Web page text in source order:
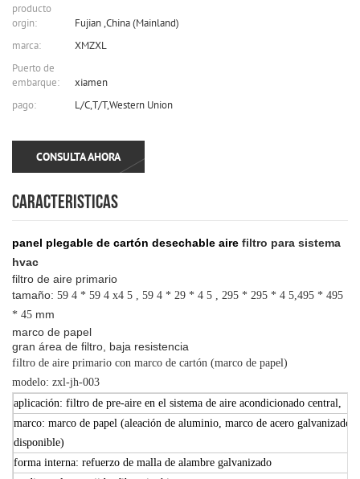
producto
orgin:
Fujian ,China (Mainland)
marca:
XMZXL
Puerto de
embarque:
xiamen
pago:
L/C,T/T,Western Union
CONSULTA AHORA
CARACTERISTICAS
panel plegable de cartón desechable aire filtro para sistema
hvac
filtro de aire primario
tamaño: 59 4 * 59 4 x4 5 , 59 4 * 29 * 4 5 , 295 * 295 * 4 5,495 * 495
* 45 mm
marco de papel
gran área de filtro, baja resistencia
filtro de aire primario con marco de cartón (marco de papel)
modelo: zxl-jh-003
aplicación: filtro de pre-aire en el sistema de aire acondicionado central,
marco: marco de papel (aleación de aluminio, marco de acero galvanizado
disponible)
forma interna: refuerzo de malla de alambre galvanizado